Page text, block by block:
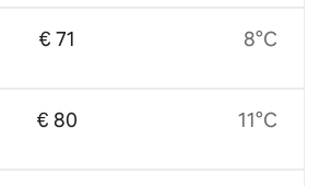
€ 71
€ 80
8°C
11°C